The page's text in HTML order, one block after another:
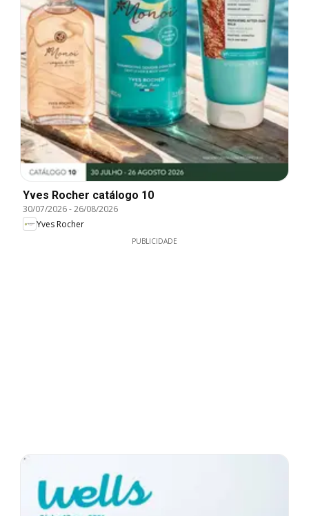
Yves Rocher catálogo 10
30/07/2026-26/08/2026
Yves Rocher
PUBLICIDADE